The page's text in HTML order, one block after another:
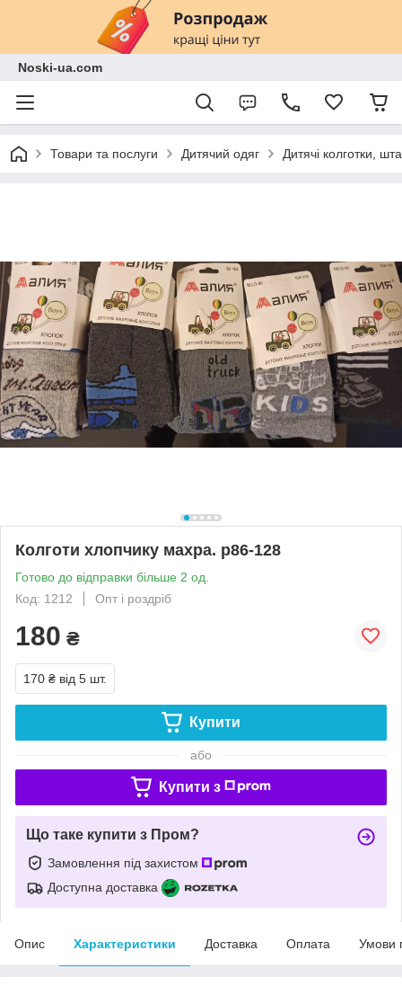
Noski-ua.com
Товари та послуги Дитячий одяг Дитячі колготки,
Колготи хлопчику махра. р86-128
Готово до відправки більше 2 од.
Код: 1212
Опт і роздріб
180 ₴
170 ₴ від 5 шт.
Купити
або
Купити з
Що таке купити з Пром?
Замовлення під захистом
Доступна доставка
Опис Характеристики Доставка Оплата Умови